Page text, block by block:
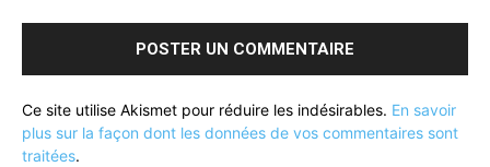
Ce site utilise Akismet pour réduire les indésirables. En savoir
plus sur la façon dont les données de vos commentaires sont
traitées.